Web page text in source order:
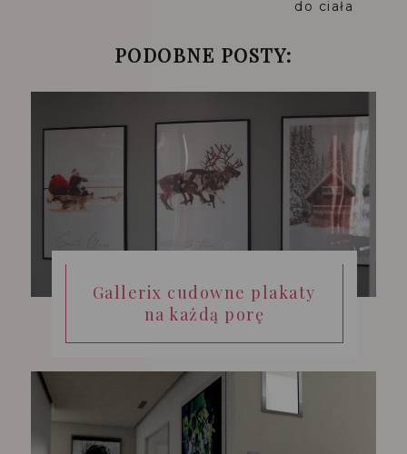
do ciała
PODOBNE POSTY:
Gallerix cudowne plakaty
na każdą porę